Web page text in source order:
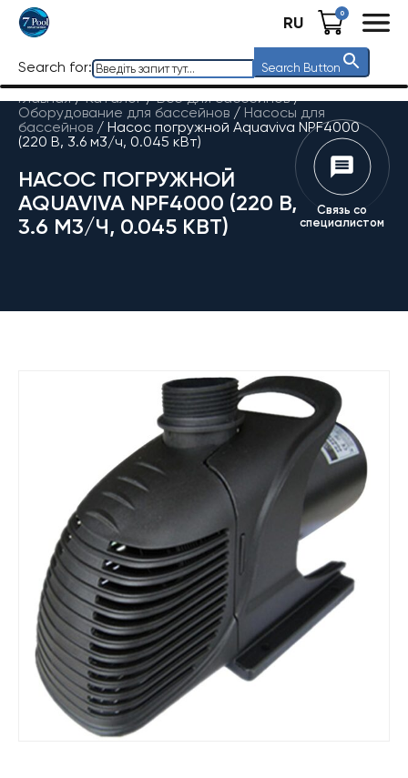
RU 0
Search for: Search Button
Главная / Каталог/Все для бассейнов/
Оборудование для бассейнов / Насосы для
бассейнов / Насос погружной Aquaviva NPF4000
(220 В, 3.6 м3/ч, 0.045 кВт)
НАСОС ПОГРУЖНОЙ
AQUAVIVA NPF4000 (220 В,
3.6 М3/Ч, 0.045 КВТ)
Связь со
специалистом